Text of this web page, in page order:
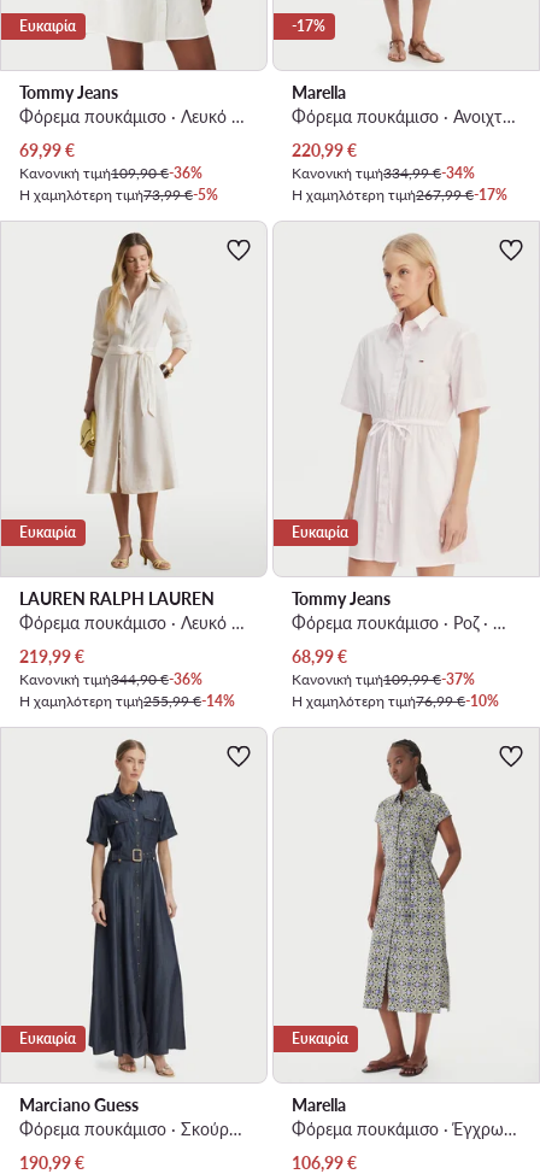
Ευκαιρία
Tommy Jeans
Φόρεμα πουκάμισο · Λευκό · Mini
Τρέχουσα τιμή
69,99€
Κανονική τιμή109,90 €-36%
Η χαμηλότερη τιμή73,99 €-5%
-17%
Marella
Φόρεμα πουκάμισο · Ανοιχτό μπλε · Midi
Τρέχουσα τιμή
220,99€
Κανονική τιμή334,99 €-34%
Η χαμηλότερη τιμή267,99 €-17%
Ευκαιρία
LAUREN RALPH LAUREN
Φόρεμα πουκάμισο · Λευκό · Midi
Τρέχουσα τιμή
219,99€
Κανονική τιμή344,90 €-36%
Η χαμηλότερη τιμή255,99 €-14%
Ευκαιρία
Tommy Jeans
Φόρεμα πουκάμισο · Ροζ · Mini
Τρέχουσα τιμή
68,99€
Κανονική τιμή109,99 €-37%
Η χαμηλότερη τιμή76,99 €-10%
Ευκαιρία
Marciano Guess
Φόρεμα πουκάμισο · Σκούρο μπλε · Maxi
Τρέχουσα τιμή
190,99€
Ευκαιρία
Marella
Φόρεμα πουκάμισο · Έγχρωμο · Midi
Τρέχουσα τιμή
106,99€